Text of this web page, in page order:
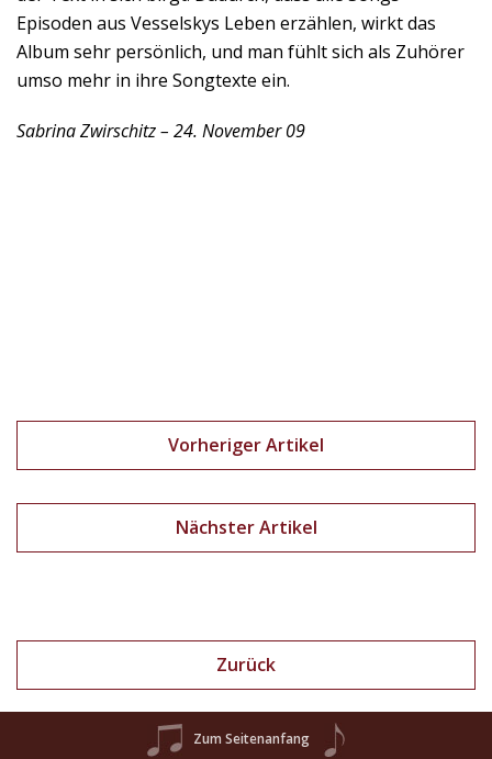
Episoden aus Vesselskys Leben erzählen, wirkt das
Album sehr persönlich, und man fühlt sich als Zuhörer
umso mehr in ihre Songtexte ein.
Sabrina Zwirschitz – 24. November 09
Vorheriger Artikel
Nächster Artikel
Zurück
Zum Seitenanfang